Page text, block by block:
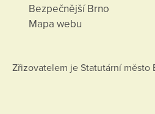
Bezpečnější Brno
Mapa webu
Zřizovatelem je Statutární město